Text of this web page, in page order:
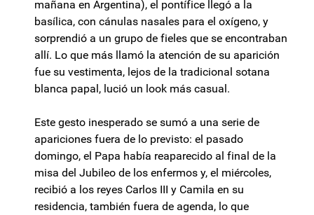
mañana en Argentina), el pontífice llegó a la
basílica, con cánulas nasales para el oxígeno, y
sorprendió a un grupo de fieles que se encontraban
allí. Lo que más llamó la atención de su aparición
fue su vestimenta, lejos de la tradicional sotana
blanca papal, lució un look más casual.
Este gesto inesperado se sumó a una serie de
apariciones fuera de lo previsto: el pasado
domingo, el Papa había reaparecido al final de la
misa del Jubileo de los enfermos y, el miércoles,
recibió a los reyes Carlos III y Camila en su
residencia, también fuera de agenda, lo que